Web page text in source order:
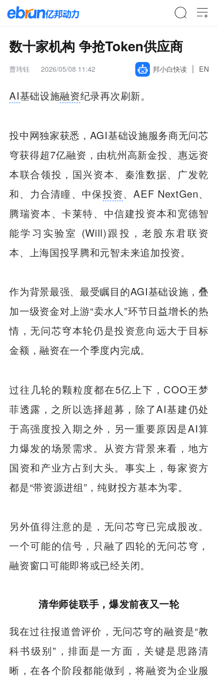
数十家机构 争抢Token供应商
曹玮钰 2026/05/08 11:42 邦小白快读 EN
AI基础设施融资纪录再次刷新。
投中网独家获悉，AGI基础设施服务商无问芯
穹获得超7亿融资，由杭州高新金投、惠远资
本联合领投，国兴资本、秦淮数据、广发乾
和、力合清瞳、中保投资、AEF NextGen、
腾瑞资本、卡莱特、中信建投资本和宽德智
能学习实验室 (Will)跟投，老股东君联资
本、上海国投孚腾和元智未来追加投资。
作为背景最强、最受瞩目的AGI基础设施，叠
加一级资金对上游“卖水人”环节日益增长的热
情，无问芯穹本轮仍是投资意向远大于目标
金额，融资在一个季度内完成。
过往几轮的颗粒度都在5亿上下，COO王梦
菲透露，之所以选择超募，除了AI基建仍处
于高强度投入期之外，另一重要原因是AI算
力爆发的场景需求。从资方背景来看，地方
国资和产业方占到大头。事实上，每家资方
都是“带资源进组”，纯财投方基本为零。
另外值得注意的是，无问芯穹已完成股改。
一个可能的信号，只融了四轮的无问芯穹，
融资窗口可能即将或已经关闭。
清华师徒联手，爆发前夜又一轮
我在过往报道曾评价，无问芯穹的融资是“教
科书级别”，排面是一方面，关键是思路清
晰，在各个阶段都能做到，将融资为企业服